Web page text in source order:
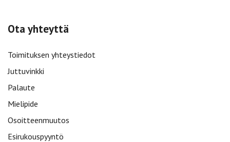
Ota yhteyttä
Toimituksen yhteystiedot
Juttuvinkki
Palaute
Mielipide
Osoitteenmuutos
Esirukouspyyntö